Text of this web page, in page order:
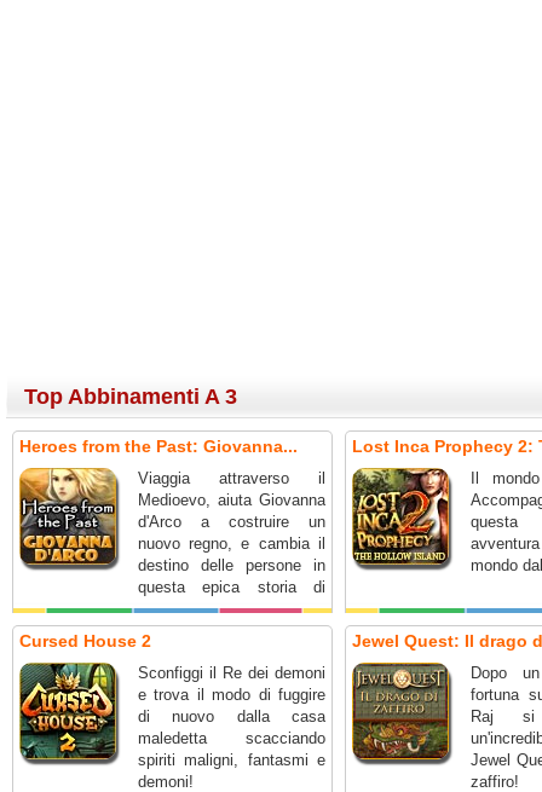
Top Abbinamenti A 3
Heroes from the Past: Giovanna...
Viaggia attraverso il
Medioevo, aiuta Giovanna
d'Arco a costruire un
nuovo regno, e cambia il
destino delle persone in
questa epica storia di
onore e coraggio.
Lost Inca Prophecy 2:
Il
mondo
Cursed House 2
Sconfiggi il Re dei demoni
e trova il modo di fuggire
di nuovo dalla casa
maledetta scacciando
spiriti maligni, fantasmi e
demoni!
Jewel Quest: Il drago
Dopo
fortuna
Raj
Jewel
zaffiro!